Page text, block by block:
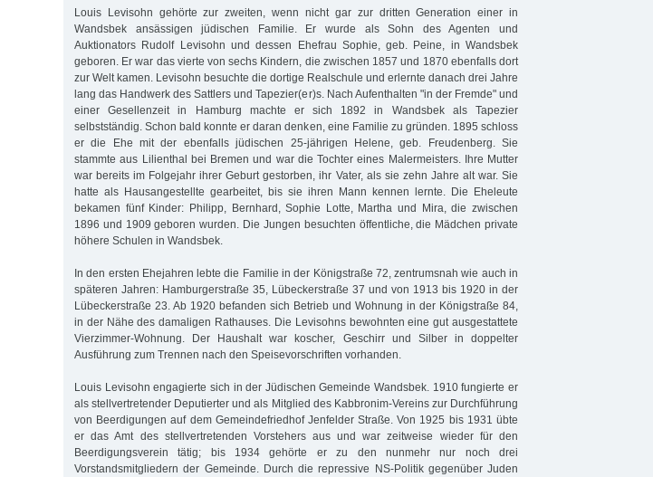
Louis Levisohn gehörte zur zweiten, wenn nicht gar zur dritten Generation einer in
Wandsbek ansässigen jüdischen Familie. Er wurde als Sohn des Agenten und
Auktionators Rudolf Levisohn und dessen Ehefrau Sophie, geb. Peine, in Wandsbek
geboren. Er war das vierte von sechs Kindern, die zwischen 1857 und 1870 ebenfalls dort
zur Welt kamen. Levisohn besuchte die dortige Realschule und erlernte danach drei Jahre
lang das Handwerk des Sattlers und Tapezier(er)s. Nach Aufenthalten "in der Fremde" und
einer Gesellenzeit in Hamburg machte er sich 1892 in Wandsbek als Tapezier
selbstständig. Schon bald konnte er daran denken, eine Familie zu gründen. 1895 schloss
er die Ehe mit der ebenfalls jüdischen 25-jährigen Helene, geb. Freudenberg. Sie
stammte aus Lilienthal bei Bremen und war die Tochter eines Malermeisters. Ihre Mutter
war bereits im Folgejahr ihrer Geburt gestorben, ihr Vater, als sie zehn Jahre alt war. Sie
hatte als Hausangestellte gearbeitet, bis sie ihren Mann kennen lernte. Die Eheleute
bekamen fünf Kinder: Philipp, Bernhard, Sophie Lotte, Martha und Mira, die zwischen
1896 und 1909 geboren wurden. Die Jungen besuchten öffentliche, die Mädchen private
höhere Schulen in Wandsbek.
In den ersten Ehejahren lebte die Familie in der Königstraße 72, zentrumsnah wie auch in
späteren Jahren: Hamburgerstraße 35, Lübeckerstraße 37 und von 1913 bis 1920 in der
Lübeckerstraße 23. Ab 1920 befanden sich Betrieb und Wohnung in der Königstraße 84,
in der Nähe des damaligen Rathauses. Die Levisohns bewohnten eine gut ausgestattete
Vierzimmer-Wohnung. Der Haushalt war koscher, Geschirr und Silber in doppelter
Ausführung zum Trennen nach den Speisevorschriften vorhanden.
Louis Levisohn engagierte sich in der Jüdischen Gemeinde Wandsbek. 1910 fungierte er
als stellvertretender Deputierter und als Mitglied des Kabbronim-Vereins zur Durchführung
von Beerdigungen auf dem Gemeindefriedhof Jenfelder Straße. Von 1925 bis 1931 übte
er das Amt des stellvertretenden Vorstehers aus und war zeitweise wieder für den
Beerdigungsverein tätig; bis 1934 gehörte er zu den nunmehr nur noch drei
Vorstandsmitgliedern der Gemeinde. Durch die repressive NS-Politik gegenüber Juden